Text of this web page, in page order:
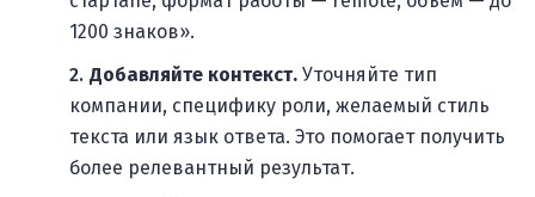
1200 знаков».
Добавляйте контекст. Уточняйте тип
компании, специфику роли, желаемый стиль
текста или язык ответа. Это помогает получить
более релевантный результат.